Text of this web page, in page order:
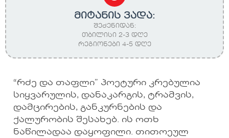
მიტანის ვადა:
შეძენიდან:
თბილისი 2-3 დღე
რეგიონები 4-5 დღე
“რძე და თაფლი” პოეტური კრებულია
სიყვარულის, დანაკარგის, ტრამვის,
დამცირების, განკურნების და
ქალურობის შესახებ. ის ოთხ
ნაწილადაა დაყოფილი. თითოეულ